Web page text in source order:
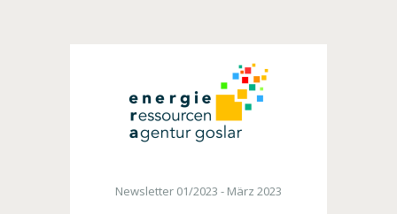
Newsletter 01/2023 - März 2023